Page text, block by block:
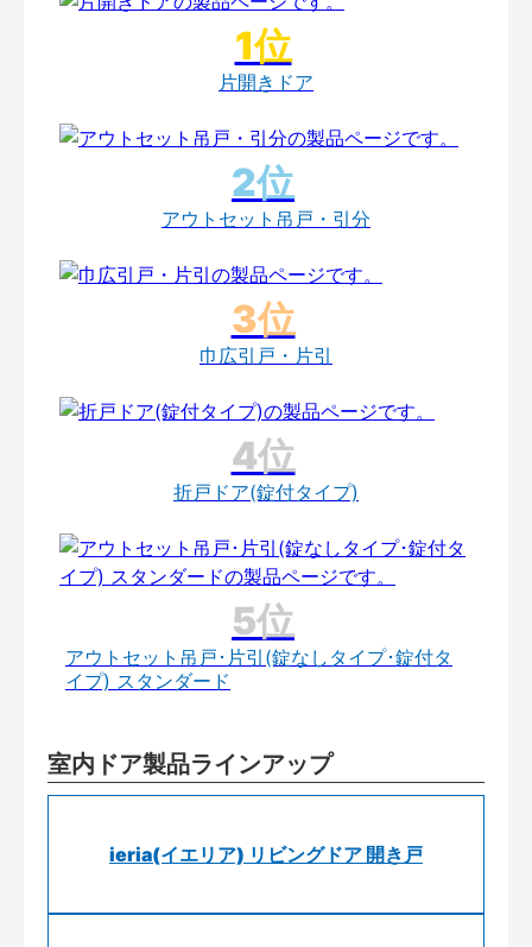
片開きドア
アウトセット吊戸・引分
巾広引戸・片引
折戸ドア(錠付タイプ)
アウトセット吊戸･片引(錠なしタイプ･錠付タ
イプ) スタンダード
室内ドア製品ラインアップ
ieria(イエリア) リビングドア 開き戸